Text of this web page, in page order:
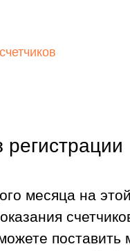
месяца на
поставить